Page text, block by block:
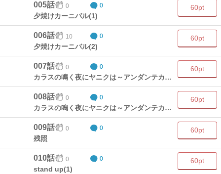
005話 0 0
夕焼けカーニバル(1)
60pt
006話 10 0
夕焼けカーニバル(2)
60pt
007話 0 0
カラスの鳴く夜にヤニクは～アンダンテカンタービレ～(1)
60pt
008話 0 0
カラスの鳴く夜にヤニクは～アンダンテカンタービレ～(2)
60pt
009話 0 0
残照
60pt
010話 0 0
stand up(1)
60pt